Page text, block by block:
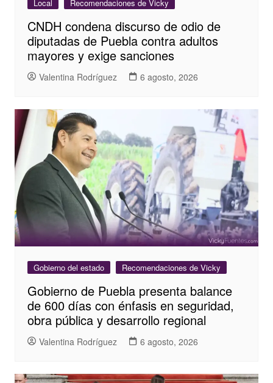
Local Recomendaciones de Vicky
CNDH condena discurso de odio de
diputadas de Puebla contra adultos
mayores y exige sanciones
Valentina Rodríguez 6 agosto, 2026
Gobierno del estado Recomendaciones de Vicky
Gobierno de Puebla presenta balance
de 600 días con énfasis en seguridad,
obra pública y desarrollo regional
Valentina Rodríguez 6 agosto, 2026